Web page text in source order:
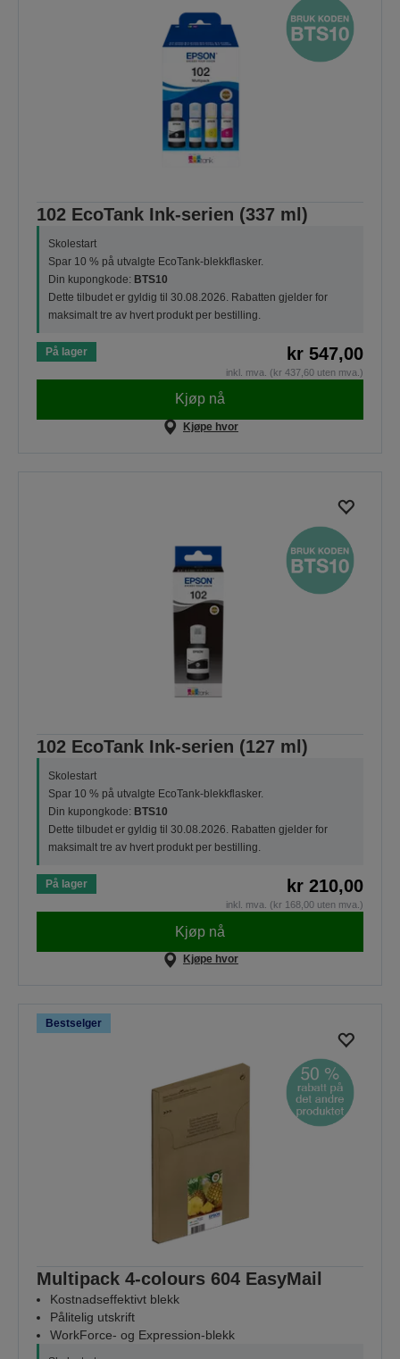
102 EcoTank Ink-serien (337 ml)
Skolestart
Spar 10 % på utvalgte EcoTank-blekkflasker.
Din kupongkode: BTS10
Dette tilbudet er gyldig til 30.08.2026. Rabatten gjelder for
maksimalt tre av hvert produkt per bestilling.
På lager kr 547,00
inkl. mva. (kr 437,60 uten mva.)
Kjøp nå
Kjøpe hvor
102 EcoTank Ink-serien (127 ml)
Skolestart
Spar 10 % på utvalgte EcoTank-blekkflasker.
Din kupongkode: BTS10
Dette tilbudet er gyldig til 30.08.2026. Rabatten gjelder for
maksimalt tre av hvert produkt per bestilling.
På lager kr 210,00
inkl. mva. (kr 168,00 uten mva.)
Kjøp nå
Kjøpe hvor
Bestselger
Multipack 4-colours 604 EasyMail
Kostnadseffektivt blekk
Pålitelig utskrift
WorkForce- og Expression-blekk